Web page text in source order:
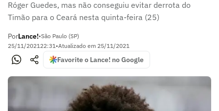
Róger Guedes, mas não conseguiu evitar derrota do
Timão para o Ceará nesta quinta-feira (25)
PorLance!•São Paulo (SP)
25/11/202122:31•Atualizado em 25/11/2021
Favorite o Lance! no Google